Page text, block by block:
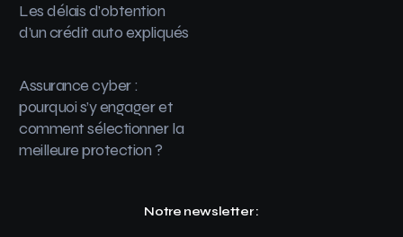
Les délais d’obtention
d’un crédit auto expliqués
Assurance cyber :
pourquoi s’y engager et
comment sélectionner la
meilleure protection ?
Notre newsletter :